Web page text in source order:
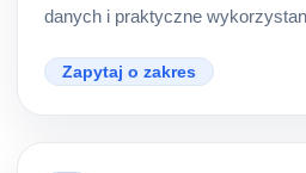
danych i praktyczne
Zapytaj o zakres